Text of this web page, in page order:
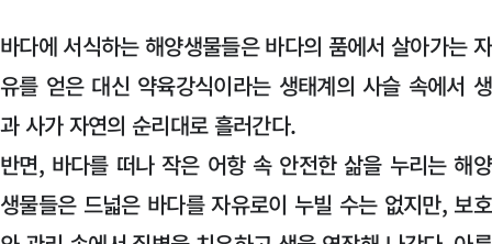
바다에 서식하는 해양생물들은 바다의 품에서 살아가는 자
유를 얻은 대신 약육강식이라는 생태계의 사슬 속에서 생
과 사가 자연의 순리대로 흘러간다.
반면, 바다를 떠나 작은 어항 속 안전한 삶을 누리는 해양
생물들은 드넓은 바다를 자유로이 누빌 수는 없지만, 보호